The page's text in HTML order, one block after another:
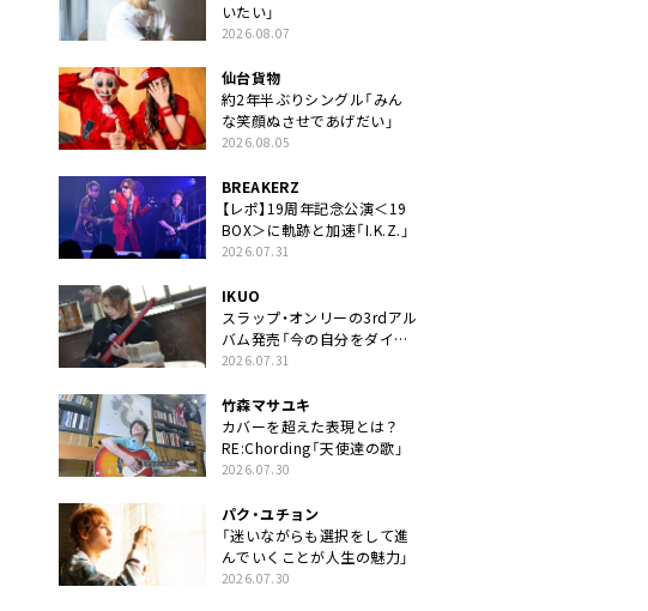
いたい」
2026.08.07
仙台貨物
約2年半ぶりシングル「みん
な笑顔ぬさせであげだい」
2026.08.05
BREAKERZ
【レポ】19周年記念公演＜19
BOX＞に軌跡と加速「I.K.Z.」
2026.07.31
IKUO
スラップ・オンリーの3rdアル
バム発売「今の自分をダイレ
クトに」
2026.07.31
竹森マサユキ
カバーを超えた表現とは？
RE:Chording「天使達の歌」
2026.07.30
パク・ユチョン
「迷いながらも選択をして進
んでいくことが人生の魅力」
2026.07.30